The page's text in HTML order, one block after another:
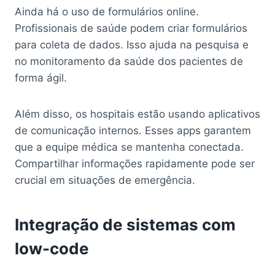
Ainda há o uso de formulários online.
Profissionais de saúde podem criar formulários
para coleta de dados. Isso ajuda na pesquisa e
no monitoramento da saúde dos pacientes de
forma ágil.
Além disso, os hospitais estão usando aplicativos
de comunicação internos. Esses apps garantem
que a equipe médica se mantenha conectada.
Compartilhar informações rapidamente pode ser
crucial em situações de emergência.
Integração de sistemas com
low-code